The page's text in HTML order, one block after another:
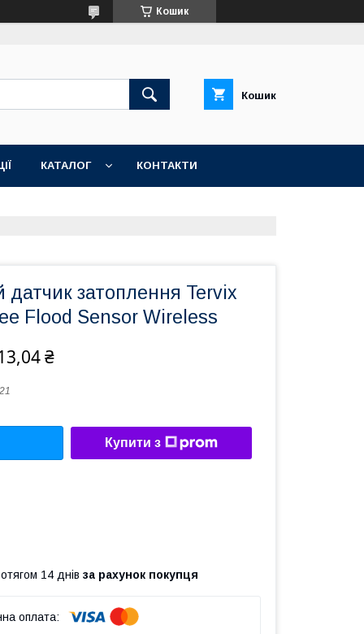
Кошик
Кошик
КАТАЛОГ КОНТАКТИ
датчик затоплення Tervix
Flood Sensor Wireless
₴
Купити з
14 днів за рахунок покупця